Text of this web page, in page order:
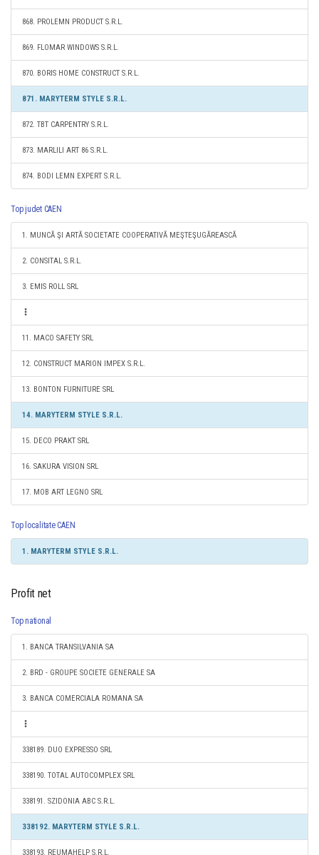
868. PROLEMN PRODUCT S.R.L.
869. FLOMAR WINDOWS S.R.L.
870. BORIS HOME CONSTRUCT S.R.L.
871. MARYTERM STYLE S.R.L.
872. TBT CARPENTRY S.R.L.
873. MARLILI ART 86 S.R.L.
874. BODI LEMN EXPERT S.R.L.
Top judet CAEN
1. MUNCĂ ŞI ARTĂ SOCIETATE COOPERATIVĂ MEŞTEŞUGĂREASCĂ
2. CONSITAL S.R.L.
3. EMIS ROLL SRL
11. MACO SAFETY SRL
12. CONSTRUCT MARION IMPEX S.R.L.
13. BONTON FURNITURE SRL
14. MARYTERM STYLE S.R.L.
15. DECO PRAKT SRL
16. SAKURA VISION SRL
17. MOB ART LEGNO SRL
Top localitate CAEN
1. MARYTERM STYLE S.R.L.
Profit net
Top national
1. BANCA TRANSILVANIA SA
2. BRD - GROUPE SOCIETE GENERALE SA
3. BANCA COMERCIALA ROMANA SA
338189. DUO EXPRESSO SRL
338190. TOTAL AUTOCOMPLEX SRL
338191. SZIDONIA ABC S.R.L.
338192. MARYTERM STYLE S.R.L.
338193. REUMAHELP S.R.L.